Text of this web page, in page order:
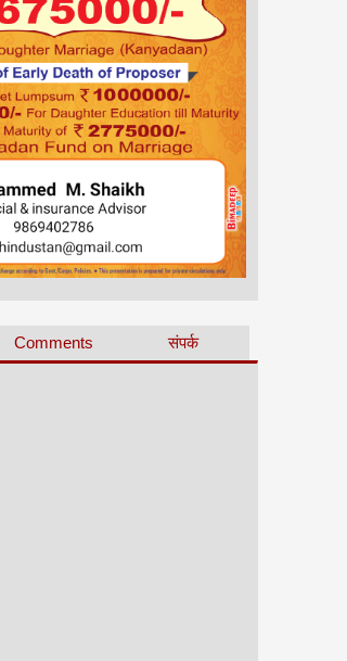
Comments संपर्क